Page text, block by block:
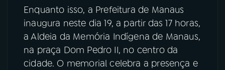
Enquanto isso, a Prefeitura de Manaus
inaugura neste dia 19, a partir das 17 horas,
a Aldeia da Memória Indígena de Manaus,
na praça Dom Pedro II, no centro da
cidade. O memorial celebra a presença e